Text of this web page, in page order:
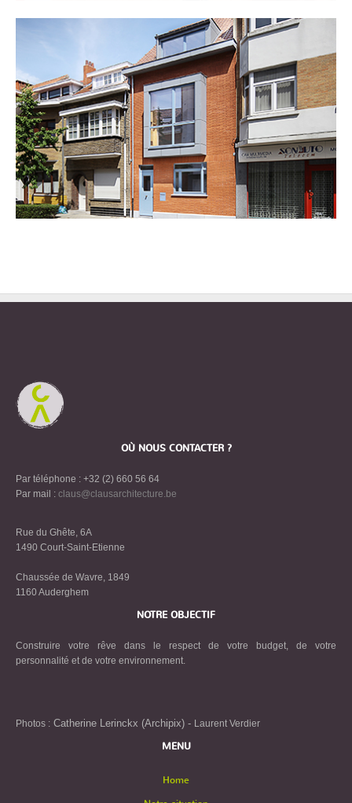
OÙ NOUS CONTACTER ?
Par téléphone : +32 (2) 660 56 64
Par mail : claus@clausarchitecture.be
Rue du Ghête, 6A
1490 Court-Saint-Etienne
Chaussée de Wavre, 1849
1160 Auderghem
NOTRE OBJECTIF
Construire votre rêve dans le respect de votre budget, de votre
personnalité et de votre environnement.
Photos : Catherine Lerinckx (Archipix) - Laurent Verdier
MENU
Home